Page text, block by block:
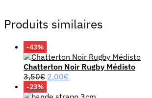
Produits similaires
-43%
Chatterton Noir Rugby Médisto
3,50€ Le
initial
2,00€
actuel
-23%